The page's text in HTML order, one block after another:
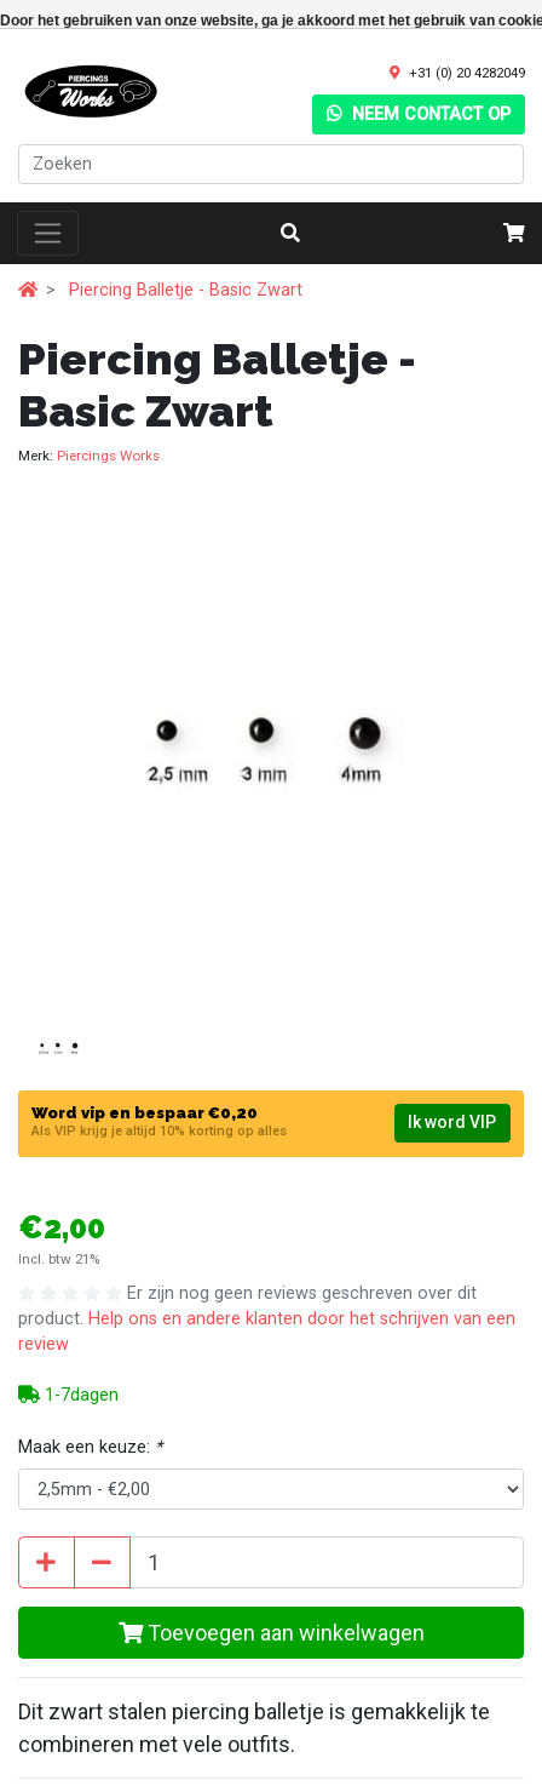
Door het gebruiken van onze website, ga je akkoord met het gebruik van
+31 (0) 20 4282049
NEEM CONTACT OP
Piercing Balletje - Basic Zwart
Piercing Balletje -
Basic Zwart
Merk: Piercings Works
Word vip en bespaar €0,20
Als VIP krijg je altijd 10% korting op alles Ik word VIP
€2,00
Incl. btw 21%
Er zijn nog geen reviews geschreven over dit
product. Help ons en andere klanten door het schrijven van een
review
1-7dagen
Maak een keuze: *
Toevoegen aan winkelwagen
Dit zwart stalen piercing balletje is gemakkelijk te
combineren met vele outfits.